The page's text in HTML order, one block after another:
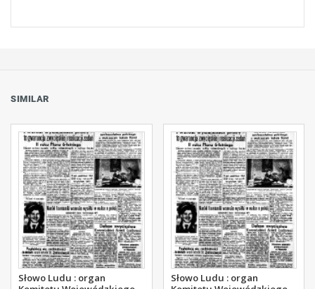
SIMILAR
Słowo Ludu : organ
Słowo Ludu : organ